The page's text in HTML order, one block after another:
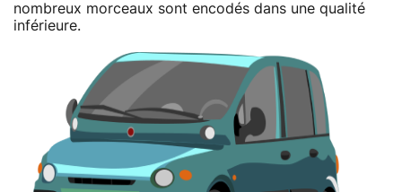
nombreux morceaux sont encodés dans une qualité
inférieure.